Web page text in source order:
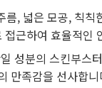
름, 넓은 모공, 칙
근하여 효율적인
성분의 스킨부스
만족감을 선사합